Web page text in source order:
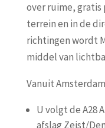
over ruime, gratis
terrein en in de
richtingen wordt
middel van
Vanuit
U volgt de A28
afslag Zeist/